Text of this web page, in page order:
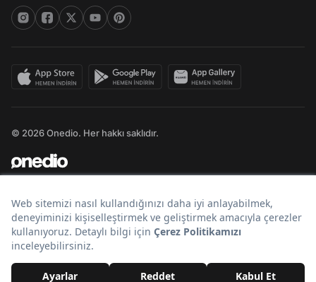
© 2026 Onedio. Her hakkı saklıdır.
Bir markasıdır.